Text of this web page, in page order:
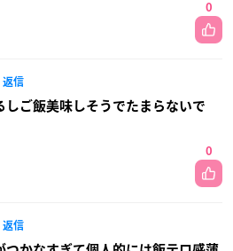
0
返信
しご飯美味しそうでたまらないで
0
返信